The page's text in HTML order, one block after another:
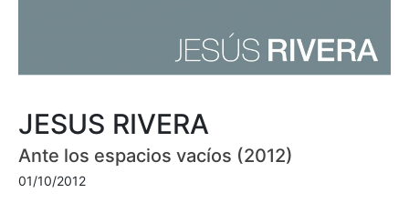
JESUS RIVERA
Ante los espacios vacíos (2012)
01/10/2012